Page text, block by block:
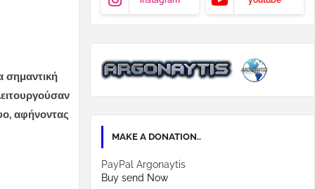
σημαντική
αφήνοντας
MAKE A DONATION..
PayPal Argonaytis
Buy send Now